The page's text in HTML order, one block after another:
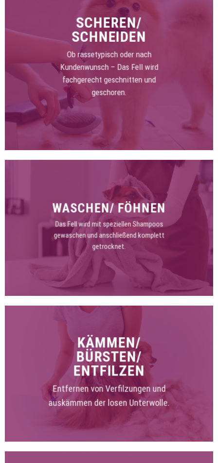
SCHEREN/
SCHNEIDEN
Ob rassetypisch oder nach
Kundenwunsch – Das Fell wird
fachgerecht geschnitten und
geschoren.
WASCHEN/ FÖHNEN
Das Fell wird mit speziellen Shampoos
gewaschen und anschließend komplett
getrocknet.
KÄMMEN/
BÜRSTEN/
ENTFILZEN
Entfernen von Verfilzungen und
auskämmen der losen Unterwolle.